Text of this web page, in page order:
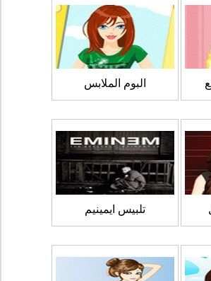
البوم الملابس
تلبيس ايمينيم